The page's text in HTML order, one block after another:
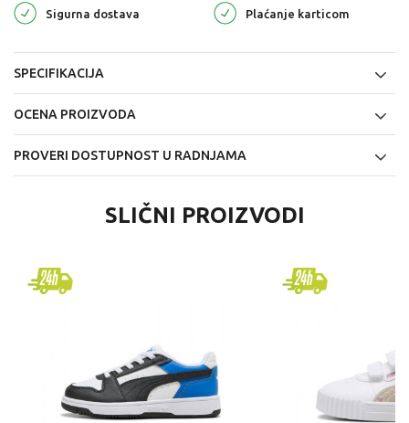
Sigurna dostava Plaćanje karticom
SPECIFIKACIJA
OCENA PROIZVODA
PROVERI DOSTUPNOST U RADNJAMA
SLIČNI PROIZVODI